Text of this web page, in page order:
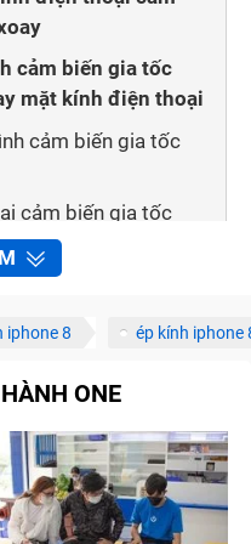
cảm biến gia tốc
mặt kính điện thoại
cảm biến gia tốc
cảm biến gia tốc
chính hãng với màn
nhà nên hay
cảm biến gia tốc
chất lượng
iphone 8 ép kính iphone
ONE